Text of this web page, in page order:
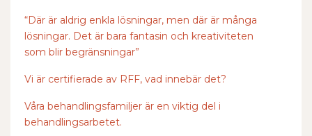
“Där är aldrig enkla lösningar, men där är många
lösningar. Det är bara fantasin och kreativiteten
som blir begränsningar”
Vi är certifierade av RFF, vad innebär det?
Våra behandlingsfamiljer är en viktig del i
behandlingsarbetet.